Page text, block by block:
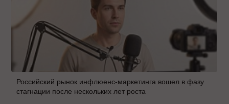
Российский рынок инфлюенс-маркетинга вошел в фазу
стагнации после нескольких лет роста